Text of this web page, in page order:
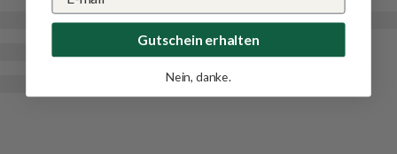
Gutschein erhalten
Nein, danke.